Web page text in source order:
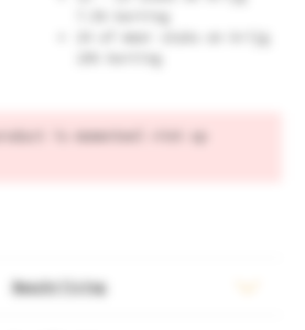
10% korting
is momenteel niet op
Beschrijving